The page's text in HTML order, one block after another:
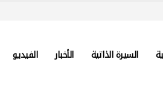
السيرة الذاتية الأخبار الفيديو